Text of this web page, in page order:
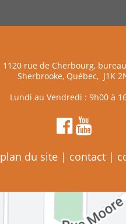
1120 rue de Cherbourg,
Sherbrooke, Québec, J1K
Lundi au Vendredi : 9h00 à
plan du site | contact |